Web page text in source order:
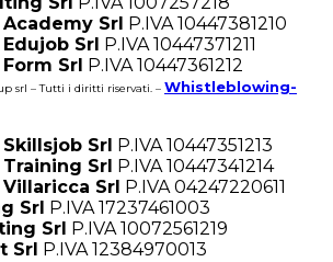
Srl
P.IVA 10447381210
Srl
P.IVA 10447371211
Srl
P.IVA 10447361212
srl – Tutti i diritti riservati. – Whistleblowing-
Srl
P.IVA 10447351213
Srl
P.IVA 10447341214
Srl
P.IVA 04247220611
Srl
P.IVA 17237461003
Srl
P.IVA 10072561219
Srl
P.IVA 12384970013